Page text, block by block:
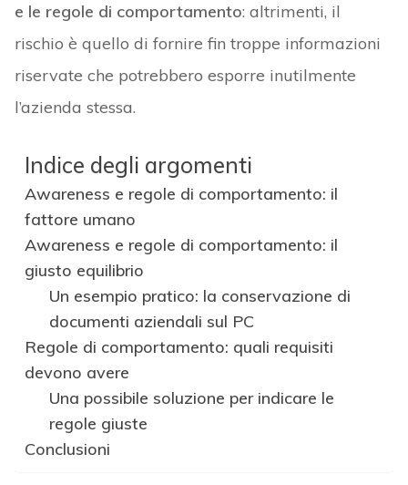
e le regole di comportamento: altrimenti, il
rischio è quello di fornire fin troppe informazioni
riservate che potrebbero esporre inutilmente
l’azienda stessa.
Indice degli argomenti
Awareness e regole di comportamento: il
fattore umano
Awareness e regole di comportamento: il
giusto equilibrio
Un esempio pratico: la conservazione di
documenti aziendali sul PC
Regole di comportamento: quali requisiti
devono avere
Una possibile soluzione per indicare le
regole giuste
Conclusioni